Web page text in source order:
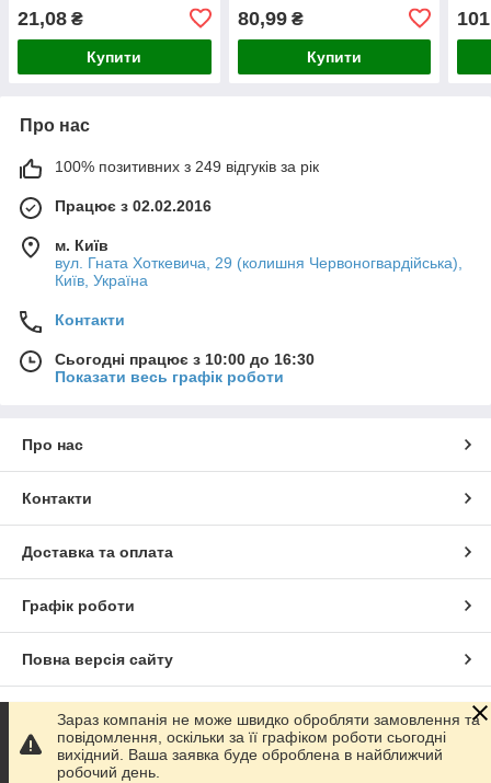
21,08 ₴
Купити
80,99₴
Купити
Про нас
100% позитивних з 249 відгуків за рік
Працює з 02.02.2016
м. Київ
вул. Гната Хоткевича, 29 (колишня Червоногвардійська),
Київ, Україна
Контакти
Сьогодні працює з 10:00 до 16:30
Показати весь графік роботи
Про нас
Контакти
Доставка та оплата
Графік роботи
Повна версія сайту
Сайт створено на маркетплейсі Prom.ua
Політика конфіденційності
Зараз компанія не може швидко обробляти замовлення та
повідомлення, оскільки за її графіком роботи сьогодні
вихідний. Ваша заявка буде оброблена в найближчий
робочий день.